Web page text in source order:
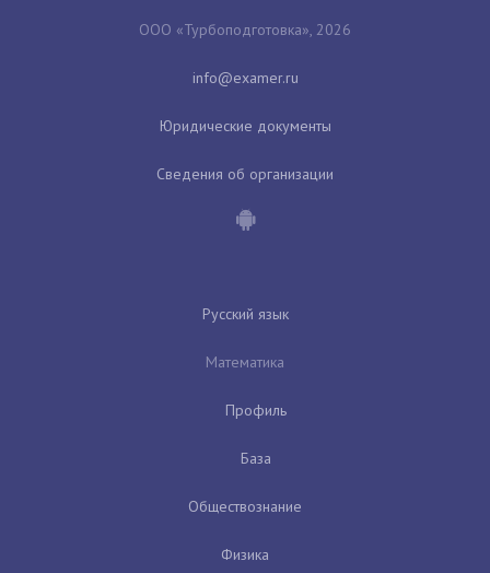
ООО «Турбоподготовка», 2026
Юридические документы
Сведения об организации
Русский язык
Математика
Профиль
База
Обществознание
Физика